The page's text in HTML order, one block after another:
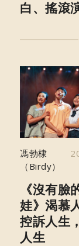
白、搖滾
馮勃棣
（Birdy）
《沒有臉
娃》渴慕
控訴人生
人生